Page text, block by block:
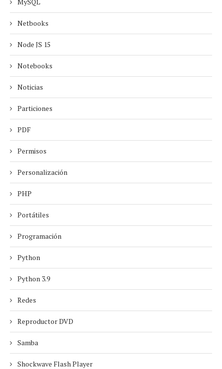
Netbooks
Node JS 15
Notebooks
Noticias
Particiones
PDF
Permisos
Personalización
PHP
Portátiles
Programación
Python
Python 3.9
Redes
Reproductor DVD
Samba
Shockwave Flash Player